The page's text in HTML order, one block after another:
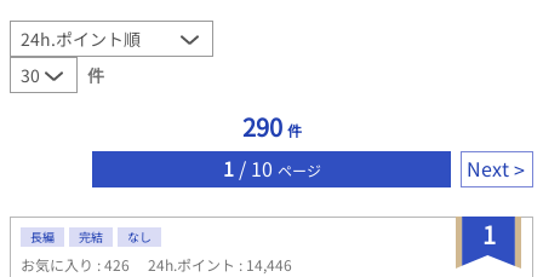
件
290 件
1/ 10 ページ Next
1
長編 完結 なし
お気に入り : 426 24h.ポイント : 14,446